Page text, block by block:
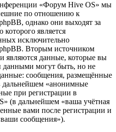
«Форум Hive OS» мы
по отношению к
однако они выходят за
является
исключительно
Вторым источником
являются данные, которые вы
данными могут быть, но не
сообщения, размещённые
дальнейшем «анонимные
при регистрации в
(в дальнейшем «ваша учётная
вами после регистрации и
сообщения»).